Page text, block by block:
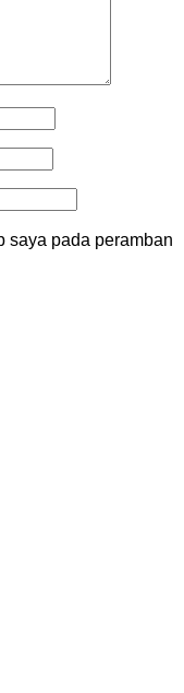
saya pada peramban